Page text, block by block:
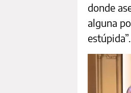
donde
alguna
estúpida”.